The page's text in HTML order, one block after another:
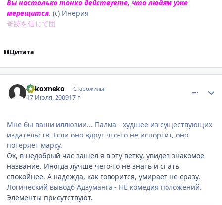
Вы настолько тонко действуете, что людям уже
мерещится. (с) Инерия
奇跡を信じて団
Цитата
nekoxneko Старожилы
17 Июля, 200917 г
Мне бы ваши иллюзии... Палма - худшее из существующих
издательств. Если оно вдруг что-то не испортит, оно
потеряет марку.
Ох, в недобрый час зашел я в эту ветку, увидев знакомое
название. Иногда лучше чего-то не знать и спать
спокойнее. А надежда, как говорится, умирает не сразу.
Логический вывод6 Адзуманга - НЕ комедия положений.
Элементы присутствуют.